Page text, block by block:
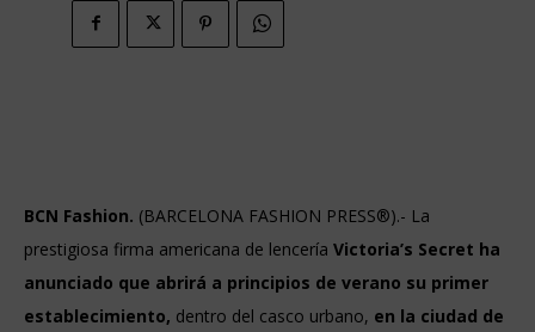
BCN Fashion. (BARCELONA FASHION PRESS®).- La
prestigiosa firma americana de lencería Victoria’s Secret ha
anunciado que abrirá a principios de verano su primer
establecimiento, dentro del casco urbano, en la ciudad de